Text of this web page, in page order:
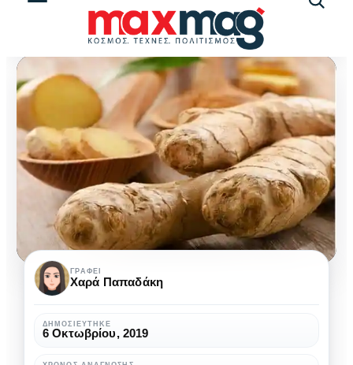
Τζίντζερ:
Πότε
κατανάλωσή
ΓΡΆΦΕΙ
Χαρά Παπαδάκη
ΔΗΜΟΣΙΕΎΤΗΚΕ
6 Οκτωβρίου, 2019